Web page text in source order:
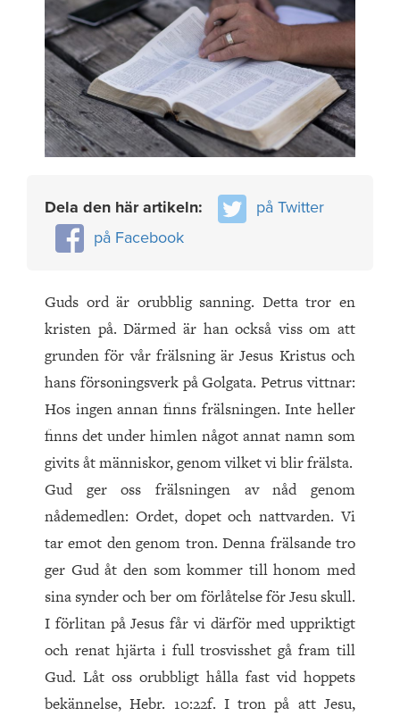
Dela den här artikeln:
på Twitter
på Facebook
Guds ord är orubblig sanning. Detta tror en
kristen på. Därmed är han också viss om att
grunden för vår frälsning är Jesus Kristus och
hans försoningsverk på Golgata. Petrus vittnar:
Hos ingen annan finns frälsningen. Inte heller
finns det under himlen något annat namn som
givits åt människor, genom vilket vi blir fräls­ta.
Gud ger oss frälsningen av nåd genom
nådemedlen: Ordet, dopet och nattvarden. Vi
tar emot den genom tron. Denna frälsande tro
ger Gud åt den som kommer till honom med
sina synder och ber om förlåtelse för Jesu skull.
I förlitan på Jesus får vi därför med uppriktigt
och renat hjärta i full trosvisshet gå fram till
Gud. Låt oss orubbligt hålla fast vid hoppets
bekännelse, Hebr. 10:22f. I tron på att Jesu,